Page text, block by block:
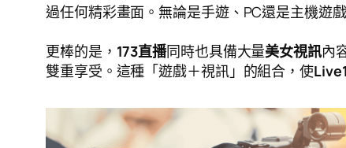
過任何精彩畫面。無論是手遊、PC還是主機遊
更棒的是， 173直播同時也具備大量美女視訊內
雙重享受。這種「遊戲＋視訊」的組合，使